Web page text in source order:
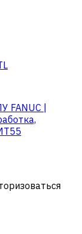
FANUC |